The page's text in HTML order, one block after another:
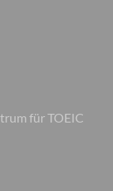
für TOEIC